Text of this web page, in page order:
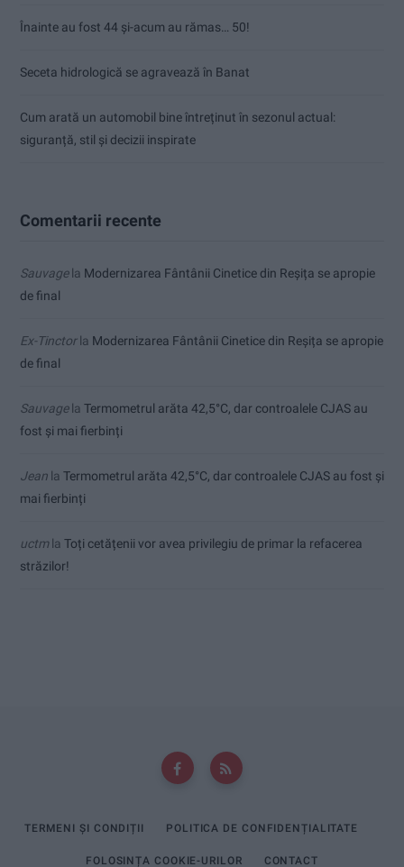
Înainte au fost 44 și-acum au rămas… 50!
Seceta hidrologică se agravează în Banat
Cum arată un automobil bine întreținut în sezonul actual:
siguranță, stil și decizii inspirate
Comentarii recente
Sauvagela Modernizarea Fântânii Cinetice din Reșița se apropie
de final
Ex-Tinctorla Modernizarea Fântânii Cinetice din Reșița se apropie
de final
Sauvagela Termometrul arăta 42,5°C, dar controalele CJAS au
fost și mai fierbinți
Jean la Termometrul arăta 42,5°C, dar controalele CJAS au fost și
mai fierbinți
uctmla Toți cetățenii vor avea privilegiu de primar la refacerea
străzilor!
TERMENI ȘI CONDIȚII POLITICA DE CONFIDENȚIALITATE
FOLOSINȚA COOKIE-URILOR CONTACT